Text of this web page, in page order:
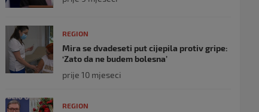
REGION
Mira se dvadeseti put cijepila protiv gripe:
‘Zato da ne budem bolesna’
prije 10 mjeseci
REGION